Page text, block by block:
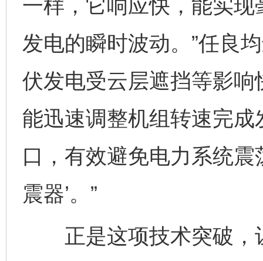
一样，它响应快，能实
发电的瞬时波动。”任良
伏发电受云层遮挡等影
能迅速调整机组转速完成
口，有效避免电力系统震
震器’。”
正是这项技术突破，